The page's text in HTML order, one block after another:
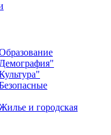
и городская